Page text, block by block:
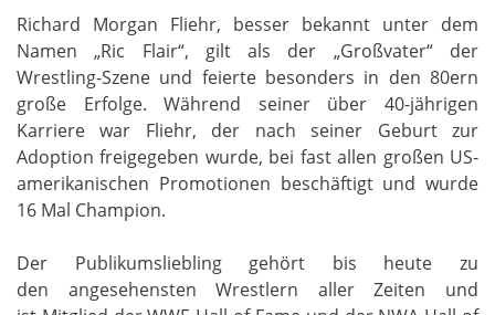
Richard Morgan Fliehr, besser bekannt unter dem
Namen „Ric Flair“, gilt als der „Großvater“ der
Wrestling-Szene und feierte besonders in den 80ern
große Erfolge. Während seiner über 40-jährigen
Karriere war Fliehr, der nach seiner Geburt zur
Adoption freigegeben wurde, bei fast allen großen US-
amerikanischen Promotionen beschäftigt und wurde
16 Mal Champion.
Der Publikumsliebling gehört bis heute zu
den angesehensten Wrestlern aller Zeiten und